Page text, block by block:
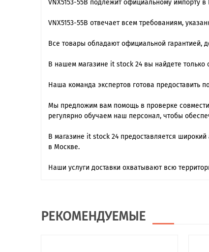
VNX5153-55B подлежит официальному импорту
VNX5153-55B отвечает всем требованиям,
Все товары обладают официальной гарантией,
В нашем магазине it stock 24 вы найдете только
Наша команда экспертов готова предоставить
Мы предложим вам помощь в проверке
регулярно обучаем наш персонал, чтобы
В магазине it stock 24 предоставляется широкий
в Москве.
Наши услуги доставки охватывают всю
РЕКОМЕНДУЕМЫЕ